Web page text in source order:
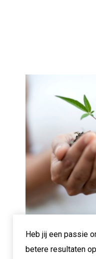
Heb jij een passie
betere resultaten